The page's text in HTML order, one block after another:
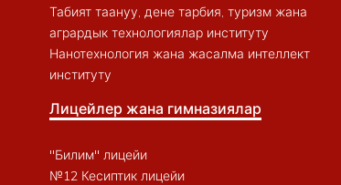
Табият таануу, дене тарбия, туризм жана
агрардык технологиялар институту
Нанотехнология жана жасалма интеллект
институту
Лицейлер жана гимназиялар
"Билим" лицейи
№12 Кесиптик лицейи